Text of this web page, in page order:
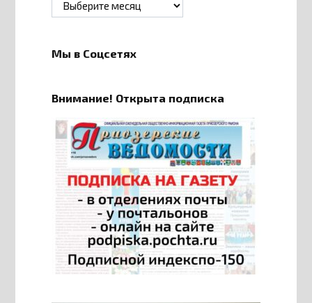
Мы в Соцсетях
Внимание! Открыта подписка